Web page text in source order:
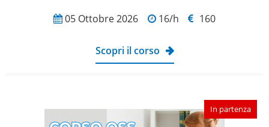
05 Ottobre 2026 16/h 160
Scopri il corso
In partenza